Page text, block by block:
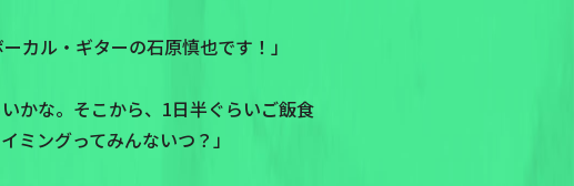
カル・ギターの石原慎也です！」
かな。そこから、1日半ぐらいご飯食
ミングってみんないつ？」